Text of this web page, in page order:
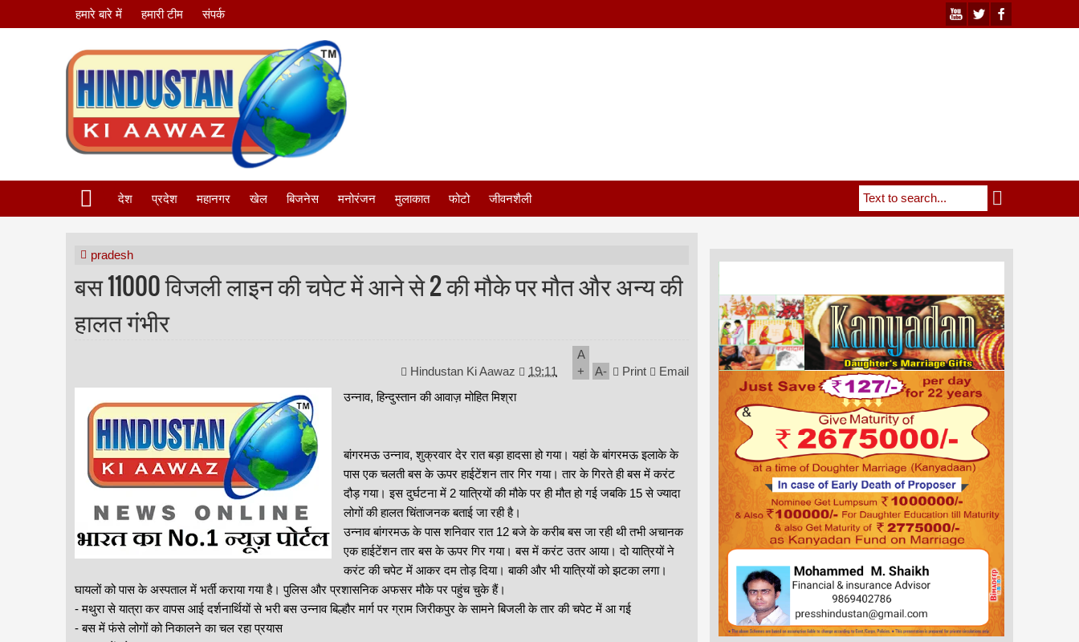
हमारे बारे में हमारी टीम संपर्क
देश प्रदेश महानगर खेल बिजनेस मनोरंजन मुलाकात फोटो जीवनशैली
pradesh
बस 11000 विजली लाइन की चपेट में आने से 2 की मौके पर मौत और अन्य की
हालत गंभीर
Hindustan Ki Aawaz 19:11
A
+
A- Print
Email
उन्नाव, हिन्दुस्तान की आवाज़ मोहित मिश्रा
बांगरमऊ उन्नाव, शुक्रवार देर रात बड़ा हादसा हो गया। यहां के बांगरमऊ इलाके के
पास एक चलती बस के ऊपर हाईटेंशन तार गिर गया। तार के गिरते ही बस में करंट
दौड़ गया। इस दुर्घटना में 2 यात्रियों की मौके पर ही मौत हो गई जबकि 15 से ज्यादा
लोगों की हालत चिंताजनक बताई जा रही है।
उन्नाव बांगरमऊ के पास शनिवार रात 12 बजे के करीब बस जा रही थी तभी अचानक
एक हाईटेंशन तार बस के ऊपर गिर गया। बस में करंट उतर आया। दो यात्रियों ने
करंट की चपेट में आकर दम तोड़ दिया। बाकी और भी यात्रियों को झटका लगा।
घायलों को पास के अस्पताल में भर्ती कराया गया है। पुलिस और प्रशासनिक अफसर मौके पर पहुंच चुके हैं।
- मथुरा से यात्रा कर वापस आई दर्शनार्थियों से भरी बस उन्नाव बिल्हौर मार्ग पर ग्राम जिरीकपुर के सामने बिजली के तार की चपेट में आ गई
- बस में फंसे लोगों को निकालने का चल रहा प्रयास